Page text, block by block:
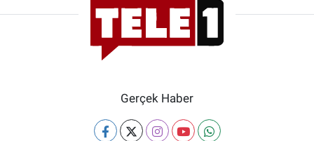
Gerçek Haber